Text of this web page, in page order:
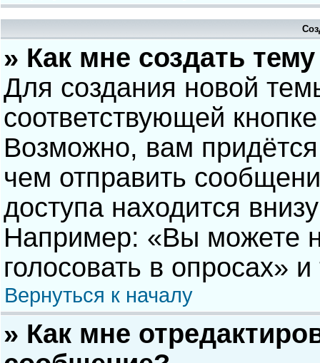
» Как мне создать
Для создания новой
соответствующей
Возможно, вам
чем отправить
доступа находится
Например: «Вы можете
голосовать в опросах» и
Вернуться к началу
» Как мне